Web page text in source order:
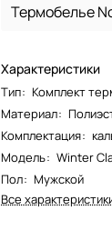
Характеристики
Тип: Комплект
Материал:
Комплектация:
Модель: Winter
Пол: Мужской
Все